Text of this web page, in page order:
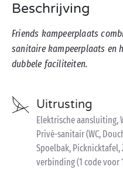
Beschrijving
Friends kampeerplaats
sanitaire kampeerplaats en
dubbele faciliteiten.
Uitrusting
Elektrische aansluiting,
Privé-sanitair (WC,
Spoelbak,
verbinding (1 code voor